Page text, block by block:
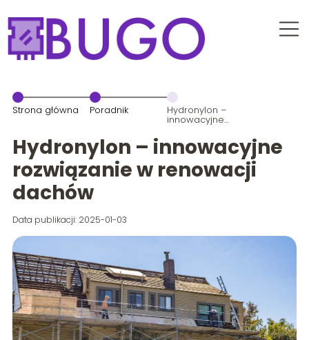
Strona główna Poradnik Hydronylon –
innowacyjne
rozwiązanie w
dachów
Hydronylon – innowacyjne
rozwiązanie w renowacji
dachów
Data publikacji: 2025-01-03